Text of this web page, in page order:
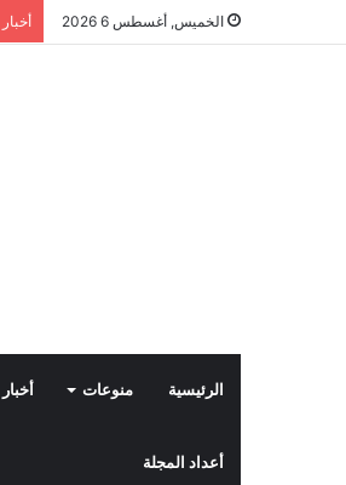
الخميس, أغسطس 6 2026
الرئيسية منوعات
أعداد المجلة